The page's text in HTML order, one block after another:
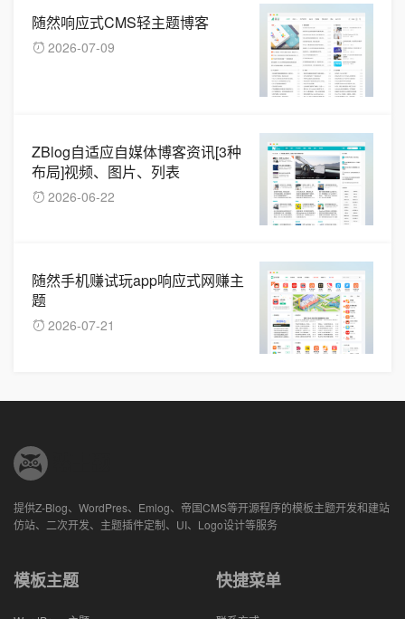
随然响应式CMS轻主题博客
2026-07-09
ZBlog自适应自媒体博客资讯[3种
布局]视频、图片、列表
2026-06-22
随然手机赚试玩app响应式网赚主
题
2026-07-21
提供Z-Blog、WordPres、Emlog、帝国CMS等开源程序的模板主题开发和建站
仿站、二次开发、主题插件定制、UI、Logo设计等服务
模板主题 快捷菜单